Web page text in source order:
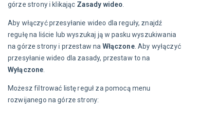
górze strony i klikając Zasady wideo.
Aby włączyć przesyłanie wideo dla reguły, znajdź
regułę na liście lub wyszukaj ją w pasku wyszukiwania
na górze strony i przestaw na Włączone. Aby wyłączyć
przesyłanie wideo dla zasady, przestaw to na
Wyłączone.
Możesz filtrować listę reguł za pomocą menu
rozwijanego na górze strony: